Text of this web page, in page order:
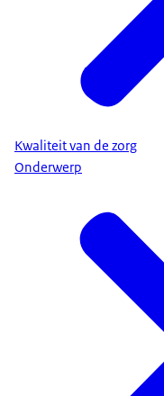
Kwaliteit van de zorg
Onderwerp